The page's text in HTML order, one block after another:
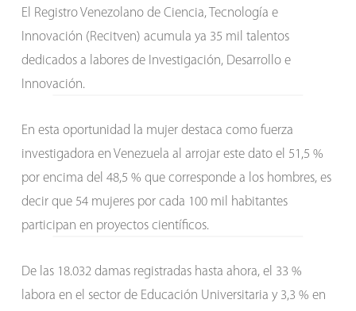
El Registro Venezolano de Ciencia, Tecnología e
Innovación (Recitven) acumula ya 35 mil talentos
dedicados a labores de Investigación, Desarrollo e
Innovación.
En esta oportunidad la mujer destaca como fuerza
investigadora en Venezuela al arrojar este dato el 51,5 %
por encima del 48,5 % que corresponde a los hombres, es
decir que 54 mujeres por cada 100 mil habitantes
participan en proyectos científicos.
De las 18.032 damas registradas hasta ahora, el 33 %
labora en el sector de Educación Universitaria y 3,3 % en